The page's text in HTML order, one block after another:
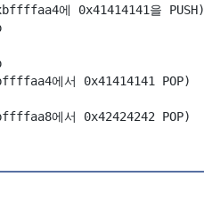
에 0x41414141을 PUSH)
에서 0x41414141 POP)
에서 0x42424242 POP)